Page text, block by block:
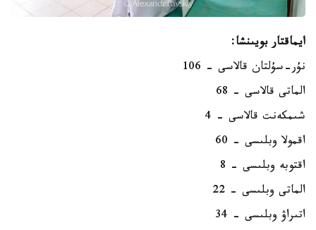
ايماقتار بويىنشا:
نۇر-سۇلتان قالاسى - 106
الماتى قالاسى - 68
شىمكەنت قالاسى - 4
اقمولا وبلىسى - 60
اقتوبە وبلىسى - 8
الماتى وبلىسى - 22
اتىراۋ وبلىسى - 34